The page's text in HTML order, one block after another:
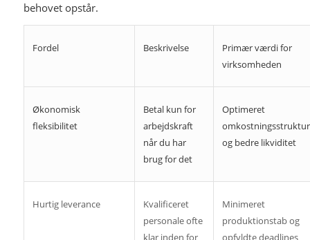
behovet opstår.
Fordel Beskrivelse
Primær værdi for
virksomheden
Økonomisk
fleksibilitet
Betal kun for
arbejdskraft
når du har
brug for det
Optimeret
omkostningsstruktur
og bedre likviditet
Hurtig leverance
Kvalificeret
personale ofte
klar inden for
Minimeret
produktionstab og
opfyldte deadlines